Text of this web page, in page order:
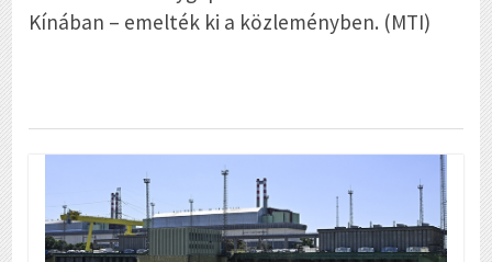
Kínában – emelték ki a közleményben. (MTI)